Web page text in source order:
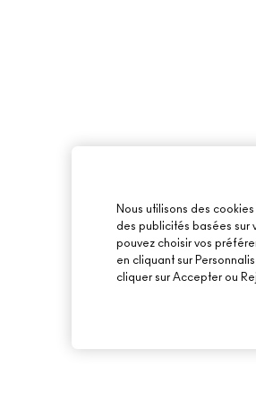
Nous utilisons des
des publicités basées sur
pouvez choisir vos
en cliquant sur
cliquer sur Accepter ou